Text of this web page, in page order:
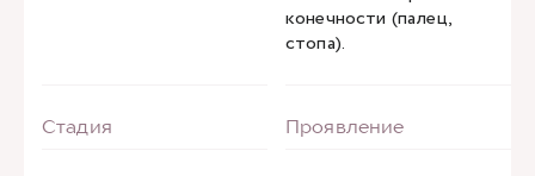
конечности (палец,
стопа).